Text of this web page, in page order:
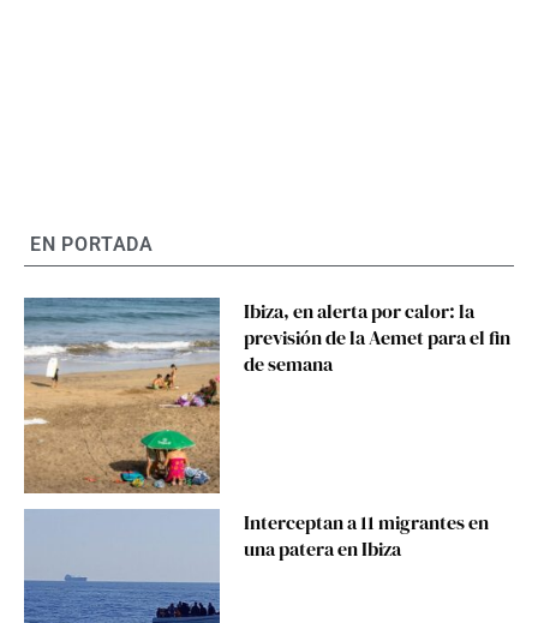
EN PORTADA
Ibiza, en alerta por calor: la
previsión de la Aemet para el fin
de semana
Interceptan a 11 migrantes en
una patera en Ibiza